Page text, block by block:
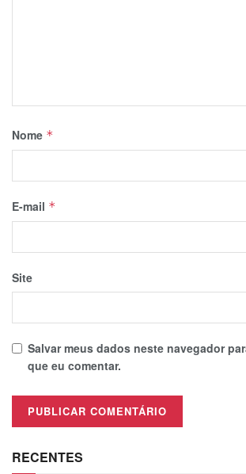
Nome *
E-mail *
Site
Salvar meus dados neste navegador
que eu comentar.
RECENTES